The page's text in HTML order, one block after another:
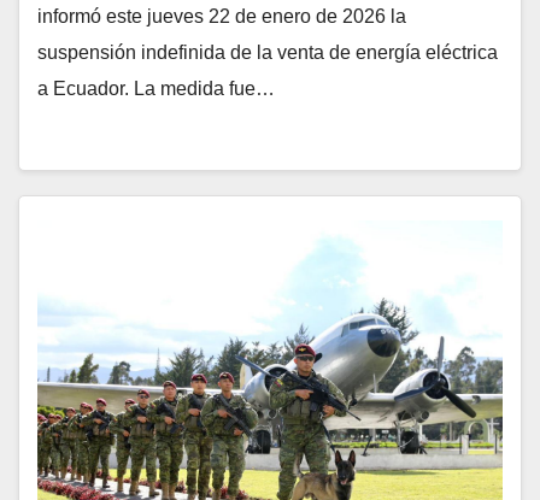
informó este jueves 22 de enero de 2026 la
suspensión indefinida de la venta de energía eléctrica
a Ecuador. La medida fue…